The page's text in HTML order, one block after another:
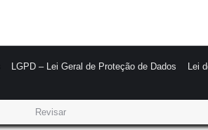
LGPD – Lei Geral de Proteção de Dados Lei
Revisar